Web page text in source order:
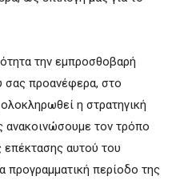
την εμπροσθοβαρή
σας προανέφερα, στο
η στρατηγική
ανακοινώσουμε τον τρόπο
επέκτασης αυτού του
προγραμματική περίοδο της